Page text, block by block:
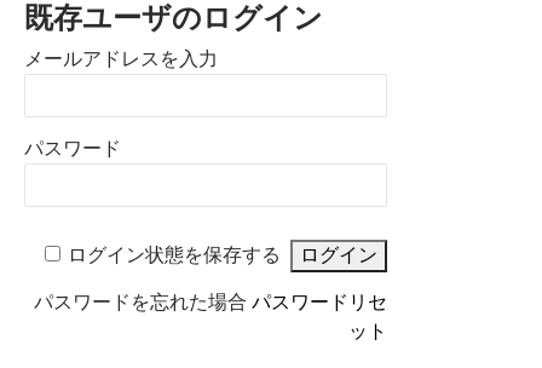
既存ユーザのログイン
メールアドレスを入力
パスワード
ログイン状態を保存する
パスワードを忘れた場合 パスワードリセ
ット